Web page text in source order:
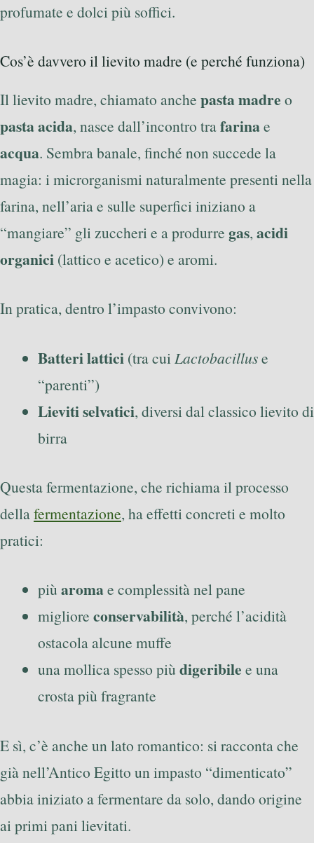
profumate e dolci più soffici.
Cos’è davvero il lievito madre (e perché funziona)
Il lievito madre, chiamato anche pasta madre o
pasta acida, nasce dall’incontro trafarinae
acqua. Sembra banale, finché non succede la
magia: i microrganismi naturalmente presenti nella
farina, nell’aria e sulle superfici iniziano a
“mangiare” gli zuccheri e a produrre gas, acidi
organici (lattico e acetico) e aromi.
In pratica, dentro l’impasto convivono:
Batteri lattici (tra cui Lactobacilluse
“parenti”)
Lieviti selvatici, diversi dal classico lievito di
birra
Questa fermentazione, che richiama il processo
dellafermentazione, ha effetti concreti e molto
pratici:
più aromae complessità nel pane
migliore conservabilità, perché l’acidità
ostacola alcune muffe
una mollica spesso più digeribile e una
crosta più fragrante
E sì, c’è anche un lato romantico: si racconta che
già nell’Antico Egitto un impasto “dimenticato”
abbia iniziato a fermentare da solo, dando origine
ai primi pani lievitati.